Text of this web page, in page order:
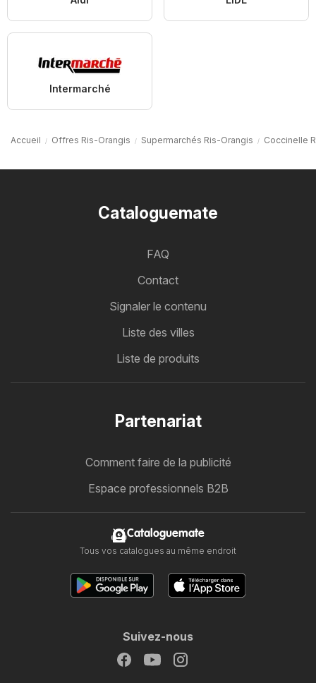
Intermarché
Accueil Offres Ris-Orangis Supermarchés Ris-Orangis Coccinelle
Cataloguemate
FAQ
Contact
Signaler le contenu
Liste des villes
Liste de produits
Partenariat
Comment faire de la publicité
Espace professionnels B2B
Cataloguemate
Tous vos catalogues au même endroit
Suivez-nous